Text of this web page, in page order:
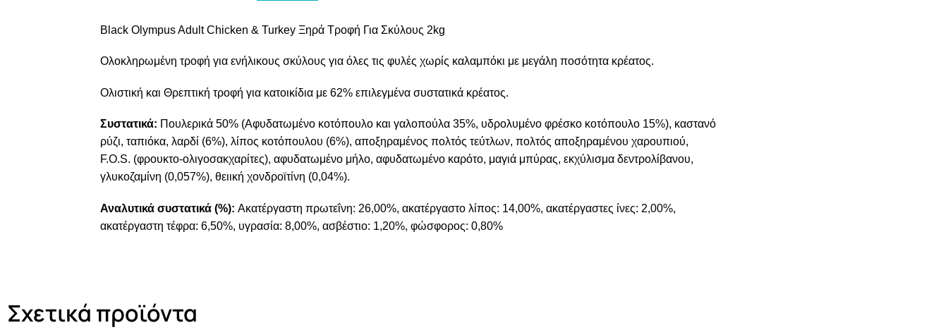
Black Olympus Adult Chicken & Turkey Ξηρά Τροφή Για Σκύλους 2kg
Ολοκληρωμένη τροφή για ενήλικους σκύλους για όλες τις φυλές χωρίς καλαμπόκι με μεγάλη ποσότητα κρέατος.
Ολιστική και Θρεπτική τροφή για κατοικίδια με 62% επιλεγμένα συστατικά κρέατος.
Συστατικά: Πουλερικά 50% (Αφυδατωμένο κοτόπουλο και γαλοπούλα 35%, υδρολυμένο φρέσκο κοτόπουλο 15%), καστανό
ρύζι, ταπιόκα, λαρδί (6%), λίπος κοτόπουλου (6%), αποξηραμένος πολτός τεύτλων, πολτός αποξηραμένου χαρουπιού,
F.O.S. (φρουκτο-ολιγοσακχαρίτες), αφυδατωμένο μήλο, αφυδατωμένο καρότο, μαγιά μπύρας, εκχύλισμα δεντρολίβανου,
γλυκοζαμίνη (0,057%), θειική χονδροϊτίνη (0,04%).
Αναλυτικά συστατικά (%): Ακατέργαστη πρωτεΐνη: 26,00%, ακατέργαστο λίπος: 14,00%, ακατέργαστες ίνες: 2,00%,
ακατέργαστη τέφρα: 6,50%, υγρασία: 8,00%, ασβέστιο: 1,20%, φώσφορος: 0,80%
Σχετικά προϊόντα